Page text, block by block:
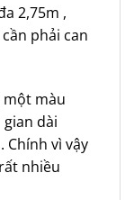
2,75m ,
phải can
một màu
dài
Chính vì vậy
nhiều